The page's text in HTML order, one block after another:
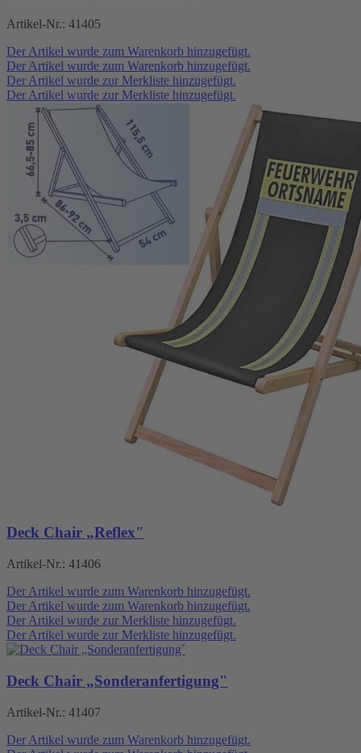
Artikel-Nr.: 41405
Der Artikel wurde zum Warenkorb hinzugefügt.
Der Artikel wurde zum Warenkorb hinzugefügt.
Der Artikel wurde zur Merkliste hinzugefügt.
Der Artikel wurde zur Merkliste hinzugefügt.
Deck Chair „Reflex"
Artikel-Nr.: 41406
Der Artikel wurde zum Warenkorb hinzugefügt.
Der Artikel wurde zum Warenkorb hinzugefügt.
Der Artikel wurde zur Merkliste hinzugefügt.
Der Artikel wurde zur Merkliste hinzugefügt.
Deck Chair „Sonderanfertigung"
Artikel-Nr.: 41407
Der Artikel wurde zum Warenkorb hinzugefügt.